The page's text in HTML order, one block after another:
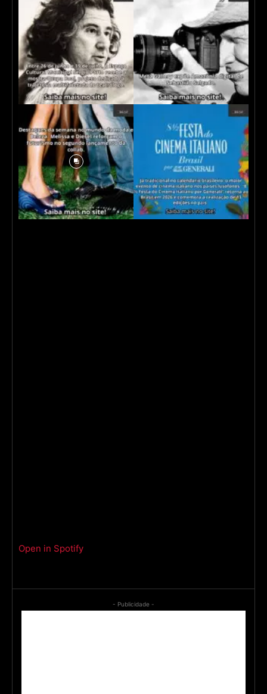
Open in Spotify
- Publicidade -